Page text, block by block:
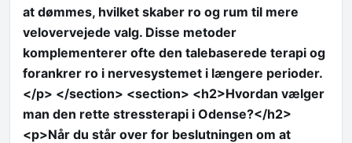
at dømmes, hvilket skaber ro og rum til mere
velovervejede valg. Disse metoder
komplementerer ofte den talebaserede terapi og
forankrer ro i nervesystemet i længere perioder.
</p> </section> <section> <h2>Hvordan vælger
man den rette stressterapi i Odense?</h2>
<p>Når du står over for beslutningen om at